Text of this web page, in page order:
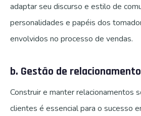
adaptar seu discurso e estilo de
personalidades e papéis dos
envolvidos no processo de vendas.
b. Gestão de
Construir e manter relacionamentos
clientes é essencial para o sucesso